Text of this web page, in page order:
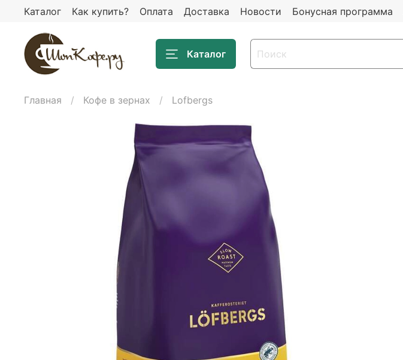
Каталог Как купить? Оплата Доставка Новости Бонусная программа
Каталог
Главная Кофе в зернах Lofbergs